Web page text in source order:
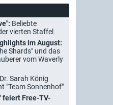
Beliebte
vierten Staffel
im August:
Shards" und das
vom Waverly
Dr. Sarah König
"Team Sonnenhof"
feiert Free-TV-